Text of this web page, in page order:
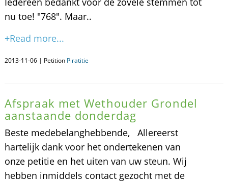
nu toe! "768". Maar..
+Read more...
2013-11-06 | Petition Piratitie
Afspraak met Wethouder Grondel
aanstaande donderdag
Beste medebelanghebbende, Allereerst
hartelijk dank voor het ondertekenen van
onze petitie en het uiten van uw steun. Wij
hebben inmiddels contact gezocht met de